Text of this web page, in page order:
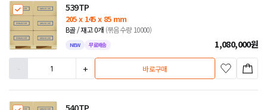
539TP
205 x 145 x 85 mm
B골 / 재고 0개 (묶음수량 10000)
NEW 무료배송 1,080,000원
-
+ 바로구매
540TP